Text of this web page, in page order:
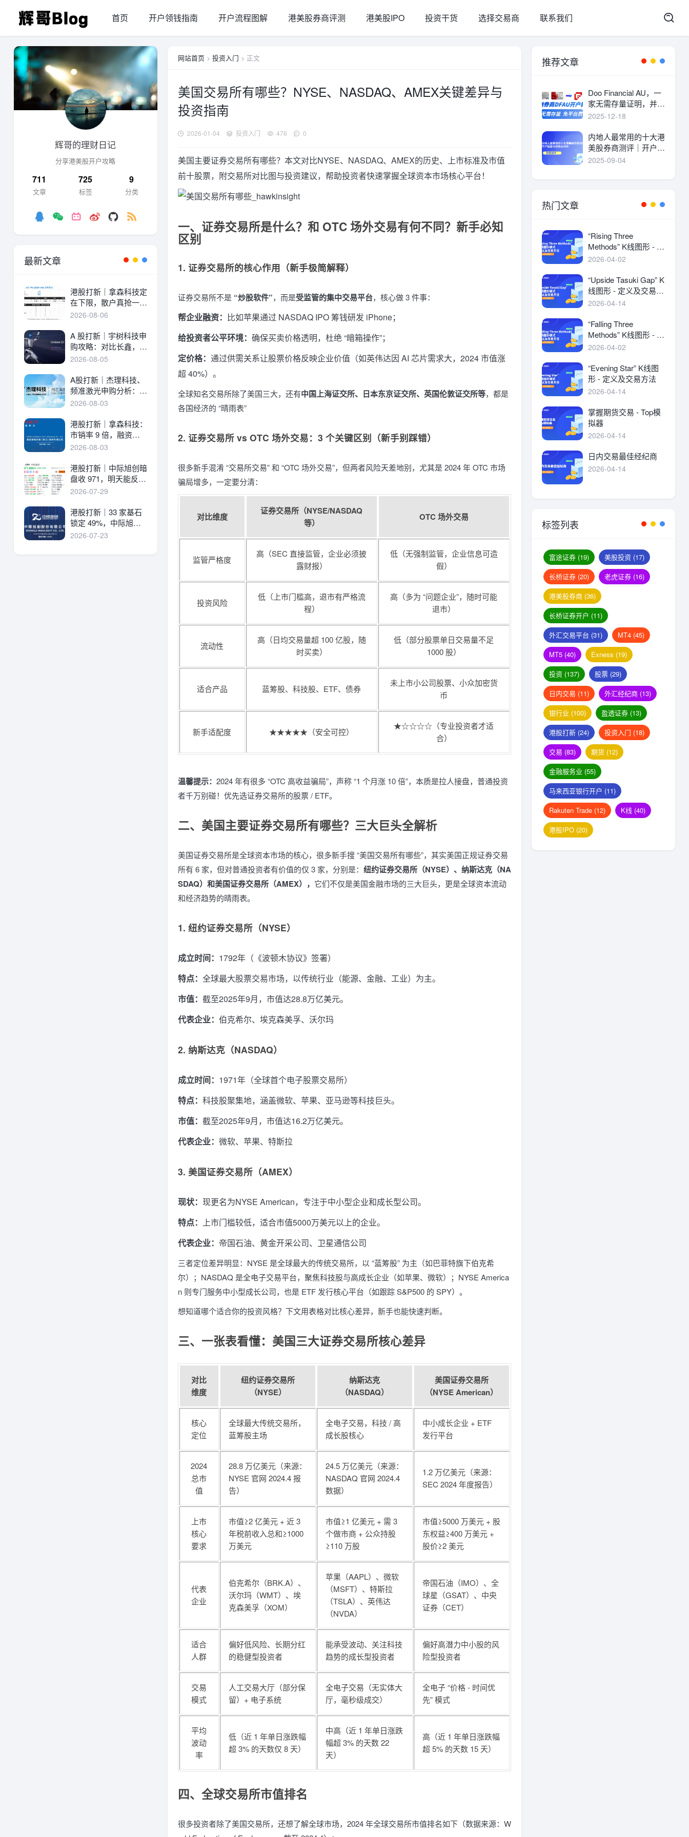
首页 开户领钱指南 开户流程图解 港美股券商评测 港美股IPO 投资干货 选择交易商 联系我们
网站首页 > 投资入门 > 正文
美国交易所有哪些？NYSE、NASDAQ、AMEX关键差异与
投资指南
2026-01-04 投资入门 476 0
美国主要证券交易所有哪些？本文对比NYSE、NASDAQ、AMEX的历史、上市标准及市值
前十股票，附交易所对比图与投资建议，帮助投资者快速掌握全球资本市场核心平台！
一、证券交易所是什么？和 OTC 场外交易有何不同？新手必知
区别
1. 证券交易所的核心作用（新手极简解释）
证券交易所不是“炒股软件”，而是受监管的集中交易平台，核心做 3 件事：
帮企业融资： 比如苹果通过 NASDAQ IPO 筹钱研发 iPhone；
给投资者公平环境： 确保买卖价格透明，杜绝 “暗箱操作”；
定价格： 通过供需关系让股票价格反映企业价值（如英伟达因 AI 芯片需求大，2024 市值涨
超 40%）。
全球知名交易所除了美国三大，还有中国上海证交所、日本东京证交所、英国伦敦证交所等，都是
各国经济的 “晴雨表”
2. 证券交易所 vs OTC 场外交易：3 个关键区别（新手别踩错）
很多新手混淆 “交易所交易” 和 “OTC 场外交易”，但两者风险天差地别，尤其是 2024 年 OTC 市场
骗局增多，一定要分清：
对比维度
证券交易所（NYSE/NASDAQ
等）
OTC 场外交易
监管严格度
高（SEC 直接监管，企业必须披
露财报）
低（无强制监管，企业信息可造
假）
投资风险
低（上市门槛高，退市有严格流
程）
高（多为 “问题企业”，随时可能
退市）
流动性
高（日均交易量超 100 亿股，随
时买卖）
低（部分股票单日交易量不足
1000 股）
适合产品 蓝筹股、科技股、ETF、债券
未上市小公司股票、小众加密货
币
新手适配度 ★★★★★（安全可控）
★☆☆☆☆（专业投资者才适
合）
温馨提示： 2024 年有很多 “OTC 高收益骗局”，声称 “1 个月涨 10 倍”，本质是拉人接盘，普通投资
者千万别碰！优先选证券交易所的股票 / ETF。
二、美国主要证券交易所有哪些？三大巨头全解析
美国证券交易所是全球资本市场的核心，很多新手搜 “美国交易所有哪些”，其实美国正规证券交易
所有 6 家，但对普通投资者有价值的仅 3 家，分别是： 纽约证券交易所（NYSE）、纳斯达克（NA
SDAQ）和美国证券交易所（AMEX）， 它们不仅是美国金融市场的三大巨头，更是全球资本流动
和经济趋势的晴雨表。
1. 纽约证券交易所（NYSE）
成立时间： 1792年（《波顿木协议》签署）
特点： 全球最大股票交易市场，以传统行业（能源、金融、工业）为主。
市值： 截至2025年9月，市值达28.8万亿美元。
代表企业： 伯克希尔、埃克森美孚、沃尔玛
2. 纳斯达克（NASDAQ）
成立时间： 1971年（全球首个电子股票交易所）
特点： 科技股聚集地，涵盖微软、苹果、亚马逊等科技巨头。
市值： 截至2025年9月，市值达16.2万亿美元。
代表企业： 微软、苹果、特斯拉
3. 美国证券交易所（AMEX）
现状： 现更名为NYSE American，专注于中小型企业和成长型公司。
特点： 上市门槛较低，适合市值5000万美元以上的企业。
代表企业： 帝国石油、黄金开采公司、卫星通信公司
三者定位差异明显：NYSE 是全球最大的传统交易所，以 “蓝筹股” 为主（如巴菲特旗下伯克希
尔）；NASDAQ 是全电子交易平台，聚焦科技股与高成长企业（如苹果、微软）；NYSE America
n 则专门服务中小型成长公司，也是 ETF 发行核心平台（如跟踪 S&P500 的 SPY）。
想知道哪个适合你的投资风格？下文用表格对比核心差异，新手也能快速判断。
三、一张表看懂：美国三大证券交易所核心差异
对比
维度
纽约证券交易所
（NYSE）
纳斯达克
（NASDAQ）
美国证券交易所
（NYSE American）
核心
定位
全球最大传统交易所，
蓝筹股主场
全电子交易，科技 / 高
成长股核心
中小成长企业 + ETF
发行平台
2024
总市
值
28.8 万亿美元（来源：
NYSE 官网 2024.4 报
告）
24.5 万亿美元（来源：
NASDAQ 官网 2024.4
数据）
1.2 万亿美元（来源：
SEC 2024 年度报告）
上市
核心
要求
市值≥2 亿美元 + 近 3
年税前收入总和≥1000
万美元
市值≥1 亿美元 + 需 3
个做市商 + 公众持股
≥110 万股
市值≥5000 万美元 + 股
东权益≥400 万美元 +
股价≥2 美元
代表
企业
伯克希尔（BRK.A）、
沃尔玛（WMT）、埃
克森美孚（XOM）
苹果（AAPL）、微软
（MSFT）、特斯拉
（TSLA）、英伟达
（NVDA）
帝国石油（IMO）、全
球星（GSAT）、中央
证券（CET）
适合
人群
偏好低风险、长期分红
的稳健型投资者
能承受波动、关注科技
趋势的成长型投资者
偏好高潜力中小股的风
险型投资者
交易
模式
人工交易大厅（部分保
留）+ 电子系统
全电子交易（无实体大
厅，毫秒级成交）
全电子 “价格 - 时间优
先” 模式
平均
波动
率
低（近 1 年单日涨跌幅
超 3% 的天数仅 8 天）
中高（近 1 年单日涨跌
幅超 3% 的天数 22
天）
高（近 1 年单日涨跌幅
超 5% 的天数 15 天）
四、全球交易所市值排名
很多投资者除了美国交易所，还想了解全球市场，2024 年全球交易所市值排名如下（数据来源：W
辉哥的理财日记
分享港美股开户攻略
711
文章
725
标签
9
分类
最新文章
港股打新｜拿森科技定
在下限，散户真抢一
手！
2026-08-06
A 股打新｜宇树科技申
购攻略：对比长鑫，一
文讲透中签率与A港差
2026-08-05
A股打新｜杰理科技、
频准激光申购分析：估
值、中签率与资金方案
2026-08-03
港股打新｜拿森科技：
市销率 9 倍，融资溢
价 30%，能打吗？
2026-08-03
港股打新｜中际旭创暗
盘收 971，明天能反弹
吗？
2026-07-29
港股打新｜33 家基石
锁定 49%，中际旭创
详细申购分析！
2026-07-23
推荐文章
Doo Financial AU，一
家无需存量证明，并且
港美股终身免平台费的
2025-12-18
内地人最常用的十大港
美股券商测评｜开户指
南与优缺点分析
2025-09-04
热门文章
“Rising Three
Methods” K线图形 - 定
义及交易方法
2026-04-02
“Upside Tasuki Gap” K
线图形 - 定义及交易方
法
2026-04-14
“Falling Three
Methods” K线图形 - 定
义及交易方法
2026-04-02
“Evening Star” K线图
形 - 定义及交易方法
2026-04-14
掌握期货交易 - Top模
拟器
2026-04-14
日内交易最佳经纪商
2026-04-14
标签列表
富途证券 (19) 美股投资 (17)
长桥证券 (20) 老虎证券 (16)
港美股券商 (36)
长桥证券开户 (11)
外汇交易平台 (31) MT4 (45)
MT5 (40) Exness (19)
投资 (137) 股票 (29)
日内交易 (11) 外汇经纪商 (13)
银行业 (100) 盈透证券 (13)
港股打新 (24) 投资入门 (18)
交易 (83) 期货 (12)
金融服务业 (55)
马来西亚银行开户 (11)
Rakuten Trade (12) K线 (40)
港股IPO (20)